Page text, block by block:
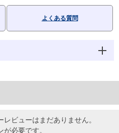
よくある質問
ビューはまだありません。
が必要です。